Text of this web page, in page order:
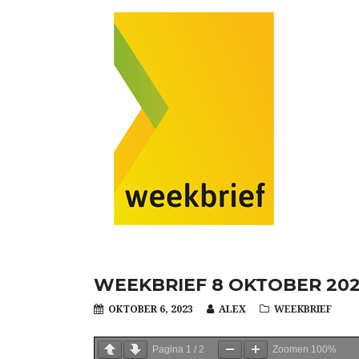
WEEKBRIEF 8 OKTOBER
OKTOBER 6, 2023 ALEX WEEKBRIEF
Pagina 1 / 2 Zoomen 100%